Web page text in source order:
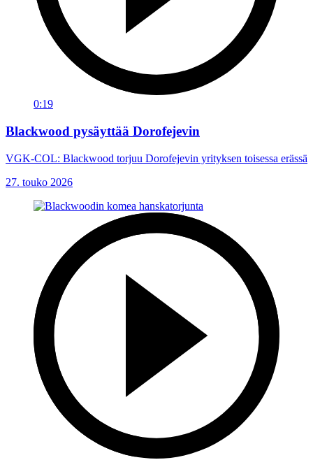
0:19
Blackwood pysäyttää Dorofejevin
VGK-COL: Blackwood torjuu Dorofejevin yrityksen toisessa erässä
27. touko 2026